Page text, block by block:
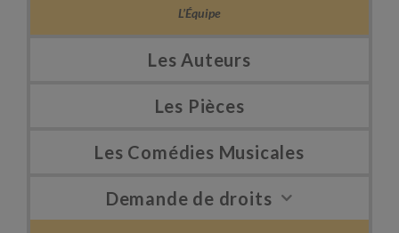
L’Équipe
Les Auteurs
Les Pièces
Les Comédies Musicales
Demande de droits